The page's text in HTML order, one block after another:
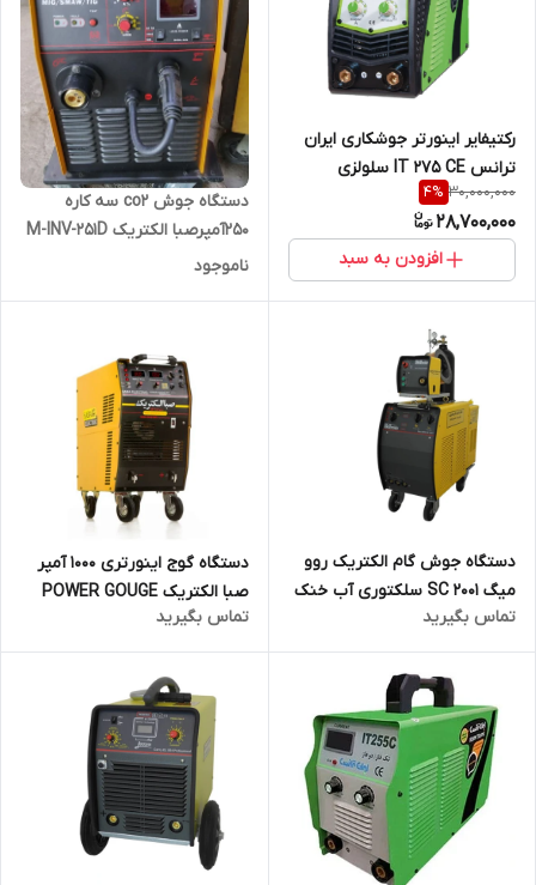
رکتیفایر اینورتر جوشکاری ایران
ترانس IT 275 CE سلولزی
30,000,000
4%
28,700,000
افزودن به سبد
دستگاه جوش co2 سه کاره
250آمپرصبا الکتریک M-INV-251D
بدون کریر
ناموجود
دستگاه جوش گام الکتریک روو
میگ SC 2001 سلکتوری آب خنک
مدل REVO MIG SC 2001
WATER COOL
تماس بگیرید
دستگاه گوج اینورتری 1000 آمپر
صبا الکتریک POWER GOUGE
INV 10.00
تماس بگیرید